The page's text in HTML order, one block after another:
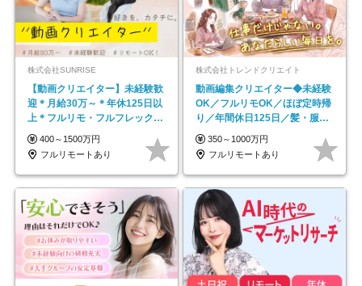
株式会社SUNRISE
【動画クリエイター】未経験歓
迎＊月給30万～＊年休125日以
上＊フルリモ・フルフレックス
◆10名の採用が決定◆
400～1500万円
フルリモートあり
株式会社トレンドクリエイト
動画編集クリエイター◆未経験
OK／フルリモOK／ほぼ定時帰
り／年間休日125日／髪・服・
ネイル自由／副業OK
350～1000万円
フルリモートあり